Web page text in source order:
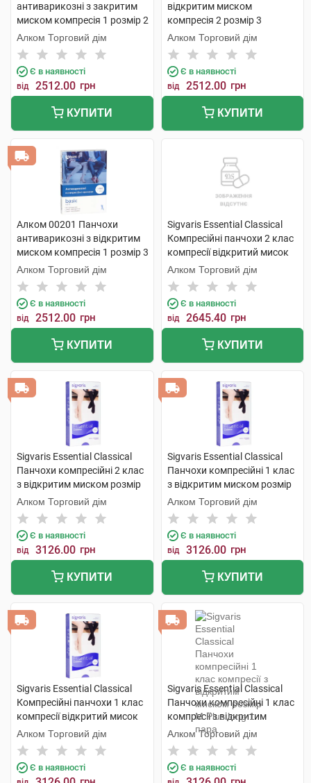
антиварикозні з закритим
миском компресія 1 розмір 2
бежевий 1 пара
Алком Торговий дім
Є в наявності
від 2512.00 грн
КУПИТИ
відкритим миском
компресія 2 розмір 3
бежевий 1 пара
Алком Торговий дім
Є в наявності
від 2512.00 грн
КУПИТИ
Алком 00201 Панчохи
антиварикозні з відкритим
миском компресія 1 розмір 3
бежевий 1 пара
Алком Торговий дім
Є в наявності
від 2512.00 грн
КУПИТИ
Sigvaris Essential Classical
Компресійні панчохи 2 клас
компресії відкритий мисок
розмір L long 1 пара
Алком Торговий дім
Є в наявності
від 2645.40 грн
КУПИТИ
Sigvaris Essential Classical
Панчохи компресійні 2 клас
з відкритим миском розмір
М long 1 пара
Алком Торговий дім
Є в наявності
від 3126.00 грн
КУПИТИ
Sigvaris Essential Classical
Панчохи компресійні 1 клас
з відкритим миском розмір
М long 1 пара
Алком Торговий дім
Є в наявності
від 3126.00 грн
КУПИТИ
Sigvaris Essential Classical
Компресійні панчохи 1 клас
компресії відкритий мисок
розмір L long 1 пара
Алком Торговий дім
Є в наявності
Sigvaris Essential Classical
Панчохи компресійні 1 клас
компресії з відкритим
миском розмір М Plus long 1
пара
Алком Торговий дім
Є в наявності